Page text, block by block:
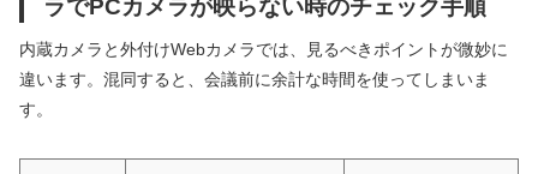
ラでPCカメラが映らない時のチェック手順
内蔵カメラと外付けWebカメラでは、見るべきポイントが微妙に
違います。混同すると、会議前に余計な時間を使ってしまいま
す。